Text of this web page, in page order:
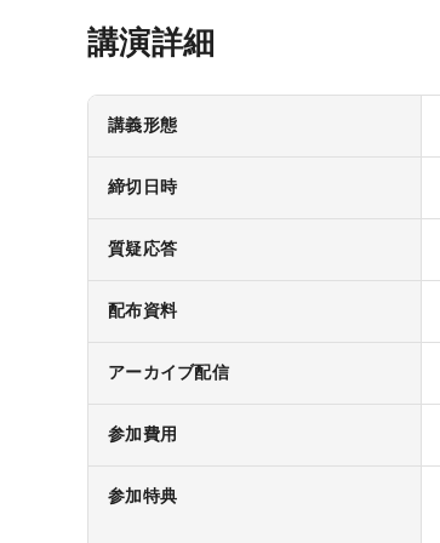
講演詳細
講義形態
締切日時
質疑応答
配布資料
アーカイブ配信
参加費用
参加特典